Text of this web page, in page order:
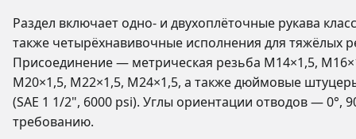
Раздел включает одно- и двухоплёточные рукава
также четырёхнавивочные исполнения для тяжёлых
Присоединение — метрическая резьба М14×1,5,
М20×1,5, М22×1,5, М24×1,5, а также дюймовые
(SAE 1 1/2", 6000 psi). Углы ориентации отводов — 0°,
требованию.